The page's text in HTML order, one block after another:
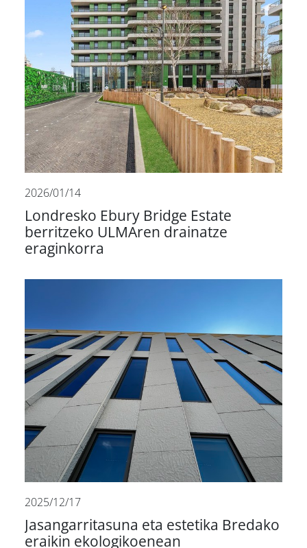
2026/01/14
Londresko Ebury Bridge Estate
berritzeko ULMAren drainatze
eraginkorra
2025/12/17
Jasangarritasuna eta estetika Bredako
eraikin ekologikoenean